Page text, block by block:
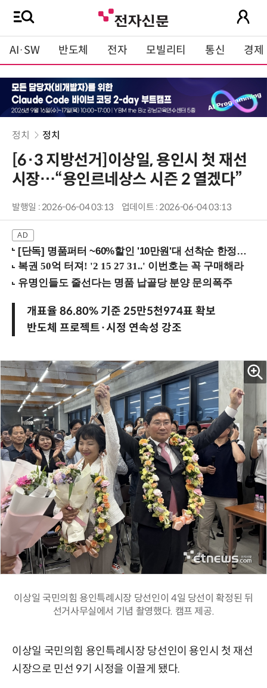
AI·SW 반도체 전자 모빌리티 통신 경제
정치 정치
[6·3 지방선거]이상일, 용인시 첫 재선
시장…“용인르네상스 시즌 2 열겠다”
발행일 : 2026-06-04 03:13 업데이트 : 2026-06-04 03:13
[단독] 명품퍼터 ~60%할인 '10만원'대 선착순 한정판매!
개표율 86.80% 기준 25만5천974표 확보
반도체 프로젝트·시정 연속성 강조
이상일 국민의힘 용인특례시장 당선인이 4일 당선이 확정된 뒤
선거사무실에서 기념 촬영했다. 캠프 제공.
이상일 국민의힘 용인특례시장 당선인이 용인시 첫 재선
시장으로 민선 9기 시정을 이끌게 됐다.